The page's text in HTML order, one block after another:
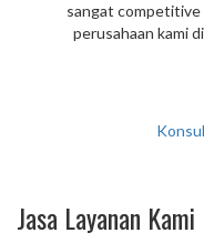
sangat competitive
perusahaan kami
Jasa Layanan Kami